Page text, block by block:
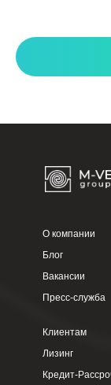
FOODBOX зимой в
О компании
Блог
Вакансии
Пресс-служба
Клиентам
Лизинг
Кредит-